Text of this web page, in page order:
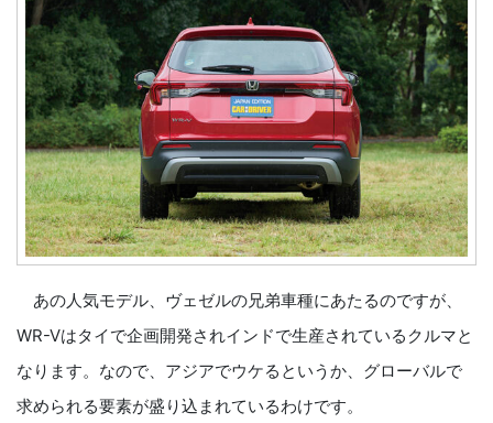
あの人気モデル、ヴェゼルの兄弟車種にあたるのですが、
WR-Vはタイで企画開発されインドで生産されているクルマと
なります。なので、アジアでウケるというか、グローバルで
求められる要素が盛り込まれているわけです。